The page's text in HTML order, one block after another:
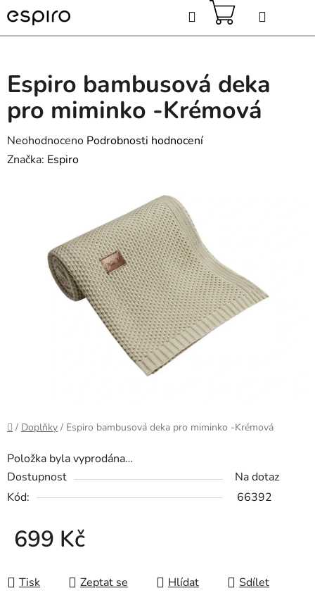
Přejít
na
obsah
Hledat
KOŠÍK
Domů
/ Doplňky / Espiro bambusová deka pro miminko -Krémová
Položka byla vyprodána…
Dostupnost
Na dotaz
Kód:
66392
699 Kč
Tisk
Zeptat se Hlídat Sdílet
Espiro bambusová deka
pro miminko -Krémová
Průměrné
hodnocení
hvězdiček.
Neohodnoceno Podrobnosti hodnocení
Značka: Espiro